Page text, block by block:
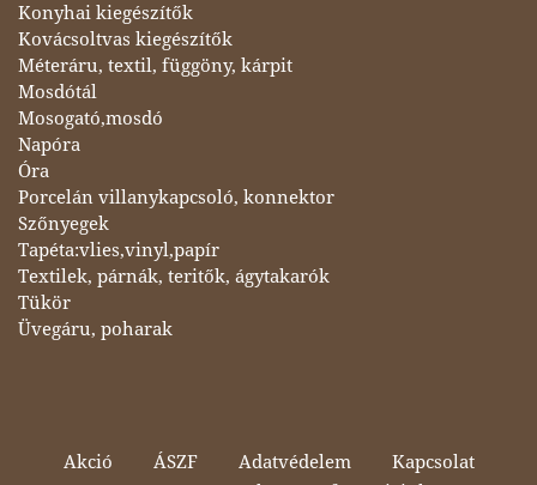
Konyhai kiegészítők
Kovácsoltvas kiegészítők
Méteráru, textil, függöny, kárpit
Mosdótál
Mosogató,mosdó
Napóra
Óra
Porcelán villanykapcsoló, konnektor
Szőnyegek
Tapéta:vlies,vinyl,papír
Textilek, párnák, teritők, ágytakarók
Tükör
Üvegáru, poharak
Akció ÁSZF Adatvédelem
Kapcsolat